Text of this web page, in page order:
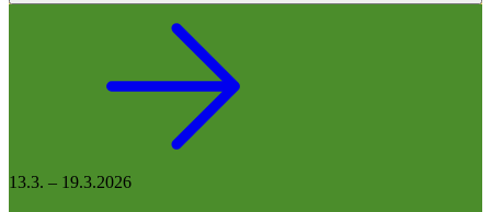
13.3. – 19.3.2026